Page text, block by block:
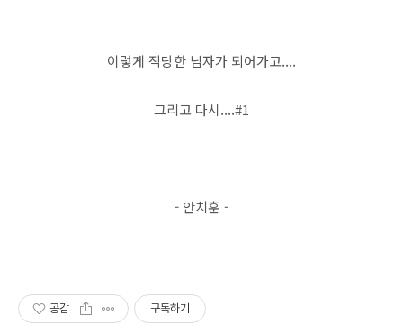
이렇게 적당한 남자가 되어가고....
그리고 다시....#1
- 안치훈 -
공감 구독하기